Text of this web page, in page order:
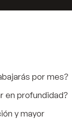
por mes?
en profundidad?
y mayor